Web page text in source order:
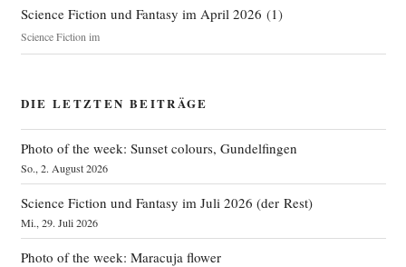
Science Fiction und Fantasy im April 2026 (1)
Science Fiction im
DIE LETZTEN BEITRÄGE
Photo of the week: Sunset colours, Gundelfingen
So., 2. August 2026
Science Fiction und Fantasy im Juli 2026 (der Rest)
Mi., 29. Juli 2026
Photo of the week: Maracuja flower